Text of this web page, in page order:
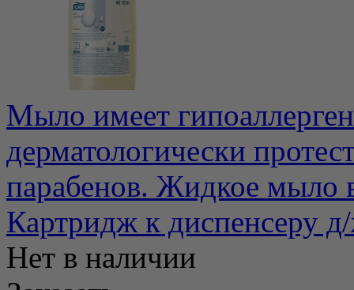
Мыло имеет
дерматологически
парабенов. Жидкое мыло
Картридж к диспенсеру
Нет в наличии